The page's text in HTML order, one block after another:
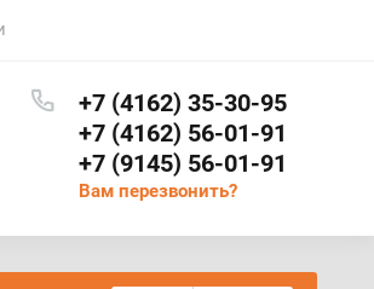
+7 (4162) 35-30-95
+7 (4162) 56-01-91
+7 (9145) 56-01-91
Вам перезвонить?